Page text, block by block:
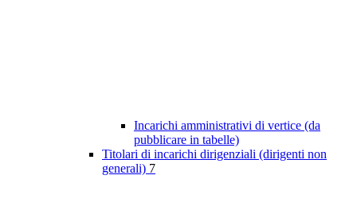
Incarichi amministrativi di vertice (da
pubblicare in tabelle)
Titolari di incarichi dirigenziali (dirigenti non
generali) 7